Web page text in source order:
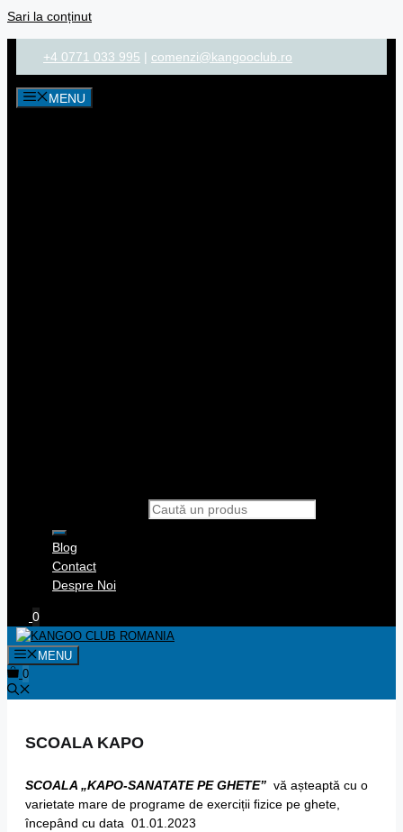
Sari la conținut
+4 0771 033 995 | comenzi@kangooclub.ro
MENU
Blog
Contact
Despre Noi
0
MENU
0
SCOALA KAPO
SCOALA „KAPO-SANATATE PE GHETE” vă așteaptă cu o
varietate mare de programe de exerciții fizice pe ghete,
începând cu data 01.01.2023